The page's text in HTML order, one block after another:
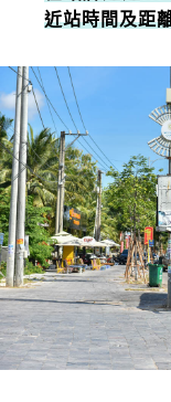
近站時間及距